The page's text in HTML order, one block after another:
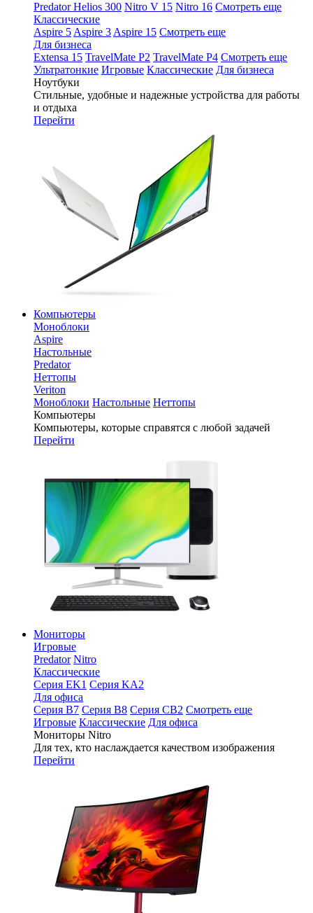
Predator Helios 300 Nitro V 15 Nitro 16 Смотреть еще
Классические
Aspire 5 Aspire 3 Aspire 15 Смотреть еще
Для бизнеса
Extensa 15 TravelMate P2 TravelMate P4 Смотреть еще
Ультратонкие Игровые Классические Для бизнеса
Ноутбуки
Стильные, удобные и надежные устройства для работы
и отдыха
Перейти
Компьютеры
Моноблоки
Aspire
Настольные
Predator
Неттопы
Veriton
Моноблоки Настольные Неттопы
Компьютеры
Компьютеры, которые справятся с любой задачей
Перейти
Мониторы
Игровые
Predator Nitro
Классические
Серия EK1 Серия KA2
Для офиса
Серия B7 Серия B8 Серия CB2 Смотреть еще
Игровые Классические Для офиса
Мониторы Nitro
Для тех, кто наслаждается качеством изображения
Перейти